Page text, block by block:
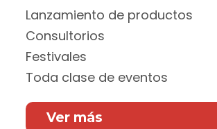
Lanzamiento de productos
Consultorios
Festivales
Toda clase de eventos
Ver más